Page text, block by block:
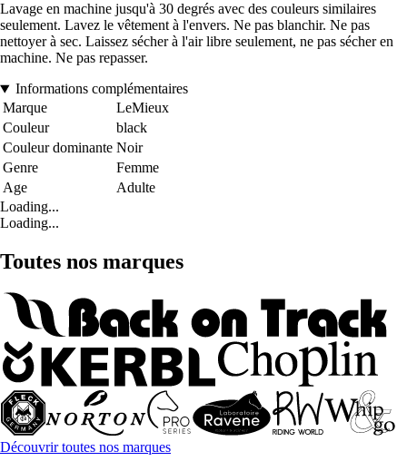
Lavage en machine jusqu'à 30 degrés avec des couleurs similaires
seulement. Lavez le vêtement à l'envers. Ne pas blanchir. Ne pas
nettoyer à sec. Laissez sécher à l'air libre seulement, ne pas sécher en
machine. Ne pas repasser.
Informations complémentaires
Marque
LeMieux
Couleur
black
Couleur dominante Noir
Genre
Femme
Age
Adulte
Loading...
Loading...
Toutes nos marques
Découvrir toutes nos marques